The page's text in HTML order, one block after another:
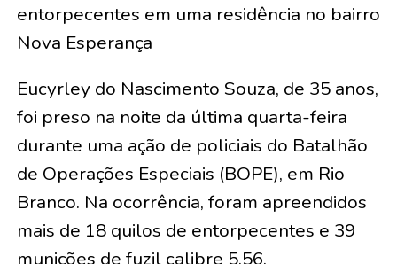
entorpecentes em uma residência no bairro
Nova Esperança
Eucyrley do Nascimento Souza, de 35 anos,
foi preso na noite da última quarta-feira
durante uma ação de policiais do Batalhão
de Operações Especiais (BOPE), em Rio
Branco. Na ocorrência, foram apreendidos
mais de 18 quilos de entorpecentes e 39
munições de fuzil calibre 5,56.